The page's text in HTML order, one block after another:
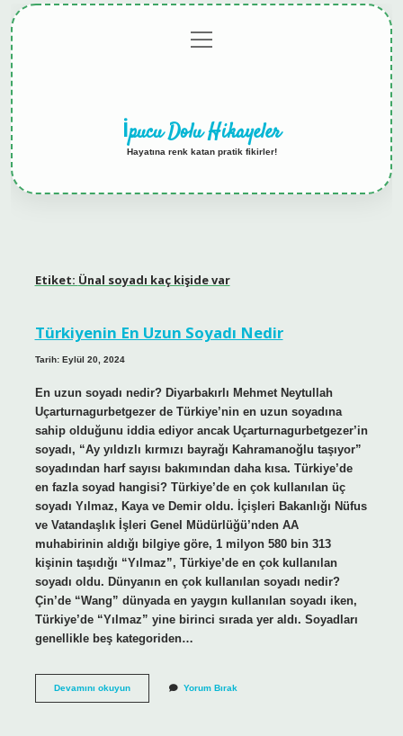
menüyü
aç
İpucu Dolu Hikayeler
Hayatına renk katan pratik fikirler!
Etiket: Ünal soyadı kaç kişide var
Türkiyenin En Uzun Soyadı Nedir
Tarih: Eylül 20, 2024
En uzun soyadı nedir? Diyarbakırlı Mehmet Neytullah
Uçarturnagurbetgezer de Türkiye’nin en uzun soyadına
sahip olduğunu iddia ediyor ancak Uçarturnagurbetgezer’in
soyadı, “Ay yıldızlı kırmızı bayrağı Kahramanoğlu taşıyor”
soyadından harf sayısı bakımından daha kısa. Türkiye’de
en fazla soyad hangisi? Türkiye’de en çok kullanılan üç
soyadı Yılmaz, Kaya ve Demir oldu. İçişleri Bakanlığı Nüfus
ve Vatandaşlık İşleri Genel Müdürlüğü’nden AA
muhabirinin aldığı bilgiye göre, 1 milyon 580 bin 313
kişinin taşıdığı “Yılmaz”, Türkiye’de en çok kullanılan
soyadı oldu. Dünyanın en çok kullanılan soyadı nedir?
Çin’de “Wang” dünyada en yaygın kullanılan soyadı iken,
Türkiye’de “Yılmaz” yine birinci sırada yer aldı. Soyadları
genellikle beş kategoriden…
Devamını okuyunTürkiyenin
Yorum Bırak